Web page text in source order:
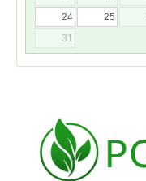
24
25
31